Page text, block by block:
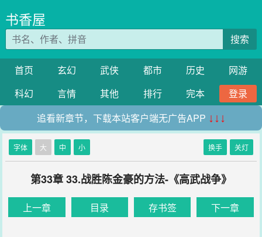
书香屋
搜索
首页 玄幻 武侠 都市 历史
网游
科幻
言情 其他 排行 完本
登录
追看新章节，下载本站客户端无广告APP ↓↓↓
字体 大 中 小 换手 关灯
第33章 33.战胜陈金豪的方法-《高武战争》
上一章 目录 存书签 下一章